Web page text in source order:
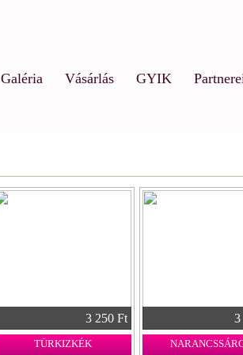
Galéria Vásárlás GYIK
3 250 Ft
TÜRKIZKÉK
3